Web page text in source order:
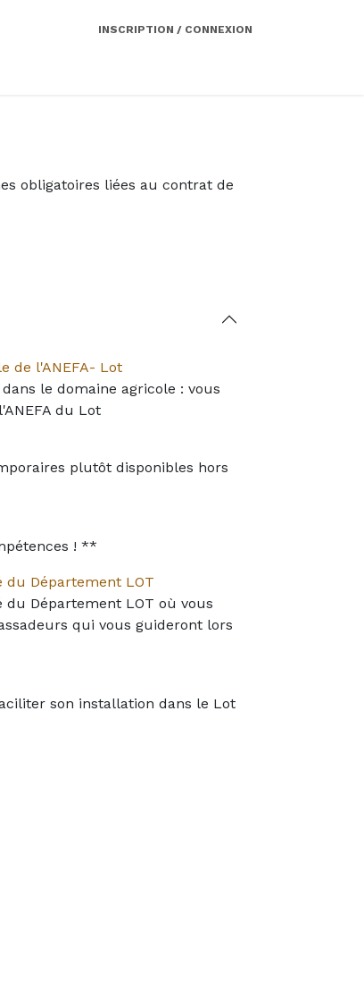
INSCRIPTION / CONNEXION
obligatoires liées au contrat de
de l'ANEFA- Lot
le domaine agricole : vous
du Lot
plutôt disponibles hors
! **
du Département LOT
Département LOT où vous
qui vous guideront lors
son installation dans le Lot